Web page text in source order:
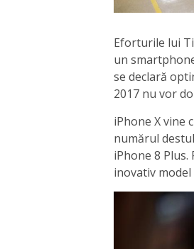
Eforturile lui
un
se declară
2017 nu vor
iPhone X vine
numărul
iPhone 8
inovativ model